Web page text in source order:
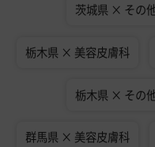
茨城県 × その
栃木県 × 美容皮膚科
栃木県 × その
群馬県 × 美容皮膚科